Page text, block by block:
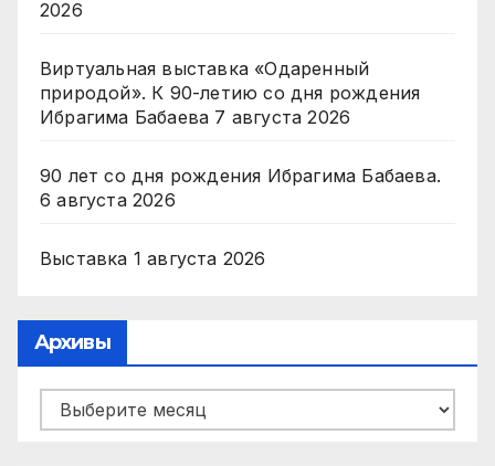
2026
Виртуальная выставка «Одаренный
природой». К 90-летию со дня рождения
Ибрагима Бабаева 7 августа 2026
90 лет со дня рождения Ибрагима Бабаева.
6 августа 2026
Выставка 1 августа 2026
Архивы
Архивы